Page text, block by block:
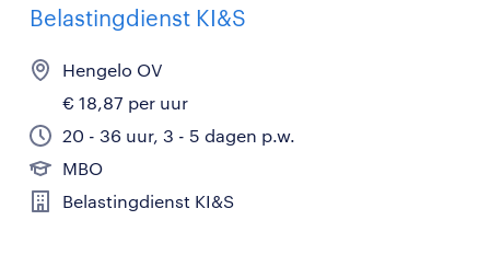
Belastingdienst KI&S
Hengelo OV
€ 18,87 per uur
20 - 36 uur, 3 - 5 dagen p.w.
MBO
Belastingdienst KI&S